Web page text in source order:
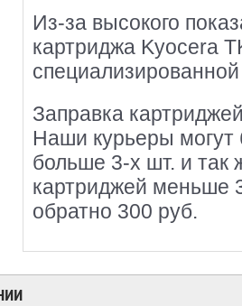
Из-за высокого
картриджа Kyocera
Заправка
Наши курьеры могут
больше 3-х шт. и так
картриджей меньше
обратно 300 руб.